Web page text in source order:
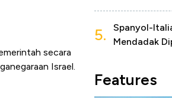
secara
Israel.
5.
Spanyol-
Mendadak
Features